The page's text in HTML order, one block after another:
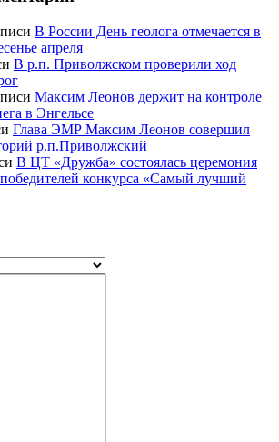
В России День геолога отмечается в
апреля
В р.п. Приволжском проверили ход
Максим Леонов держит на контроле
в Энгельсе
Глава ЭМР Максим Леонов совершил
р.п.Приволжский
В ЦТ «Дружба» состоялась церемония
конкурса «Самый лучший